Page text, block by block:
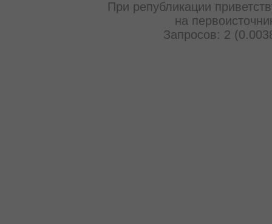
При републикации
на
Запросов: 2